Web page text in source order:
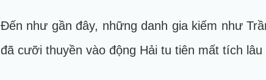
Đến như gần đây, những danh gia kiếm như
đã cưỡi thuyền vào động Hải tu tiên mất tích